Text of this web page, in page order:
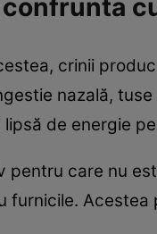
crinii
nazală,
lipsă de energie
pentru care nu
furnicile.